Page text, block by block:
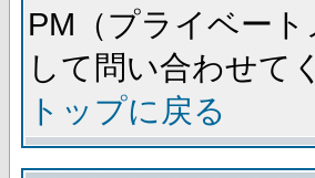
PM（プライベー
して問い合わせて
トップに戻る